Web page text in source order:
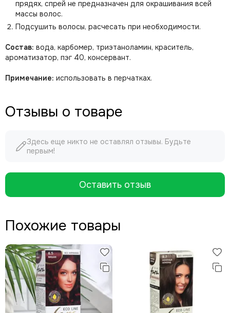
прядях, спрей не предназначен для окрашивания всей
массы волос.
Подсушить волосы, расчесать при необходимости.
Состав: вода, карбомер, триэтаноламин, краситель,
ароматизатор, пэг 40, консервант.
Примечание: использовать в перчатках.
Отзывы о товаре
Здесь еще никто не оставлял отзывы. Будьте
первым!
Оставить отзыв
Похожие товары